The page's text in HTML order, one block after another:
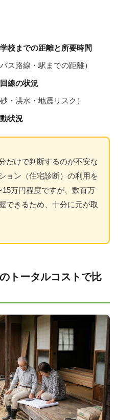
校までの距離と所要時間
バス路線・駅までの距離）
線の状況
・洪水・地震リスク）
状況
だけで判断するのが不安な
ョン（住宅診断）の利用を
万円程度ですが、数百万
できるため、十分に元が取
トータルコストで比